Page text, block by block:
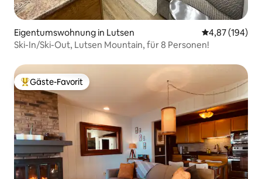
Eigentumswohnung in Lutsen
4,87 (194)
Ski-In/Ski-Out, Lutsen Mountain, für 8 Personen!
Beliebter Gäste-Favorit.
Gäste-Favorit